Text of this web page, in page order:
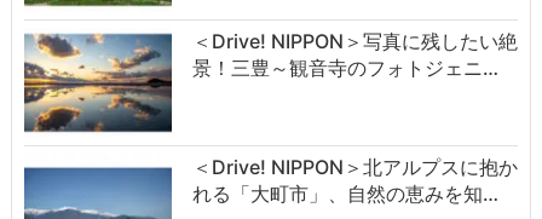
＜Drive! NIPPON＞写真に残したい絶
景！三豊～観音寺のフォトジェニ…
＜Drive! NIPPON＞北アルプスに抱か
れる「大町市」、自然の恵みを知…